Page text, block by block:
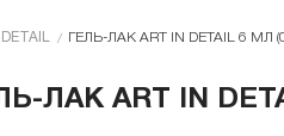
ГЕЛЬ-ЛАК ART IN DETAIL 6 МЛ
ЛАК ART IN